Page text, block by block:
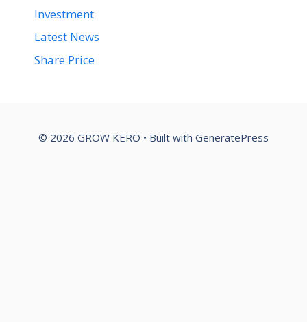
Investment
Latest News
Share Price
© 2026 GROW KERO • Built with GeneratePress